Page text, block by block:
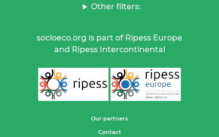
Other filters:
socioeco.org is part of Ripess Europe
and Ripess Intercontinental
Our partners
Contact